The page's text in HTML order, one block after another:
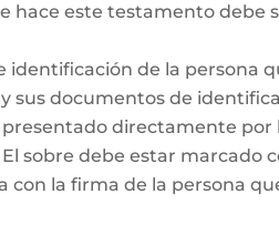
hace este testamento debe
identificación de la persona
sus documentos de
directamente por
sobre debe estar marcado
con la firma de la persona